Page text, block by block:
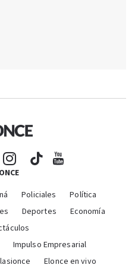
Policiales
Política
Deportes
Economía
Impulso Empresarial
Elonce en vivo